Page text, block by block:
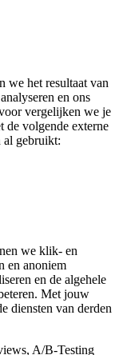
we het resultaat van
en ons
vergelijken we je
de volgende externe
al gebruikt:
we klik- en
en anoniem
en de algehele
Met jouw
diensten van derden
A/B-Testing